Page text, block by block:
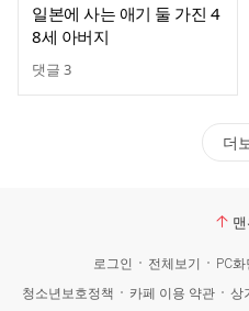
일본에 사는 애기 둘 가진 4
8세 아버지
댓글 3
더
로그인 전체보기 PC화
청소년보호정책
카페 이용 약관 상